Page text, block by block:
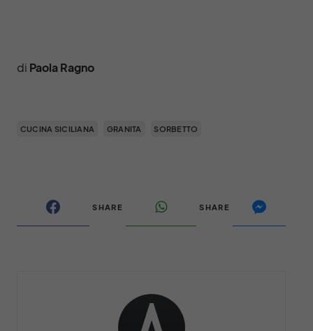
di Paola Ragno
CUCINA SICILIANA GRANITA SORBETTO
SHARE SHARE